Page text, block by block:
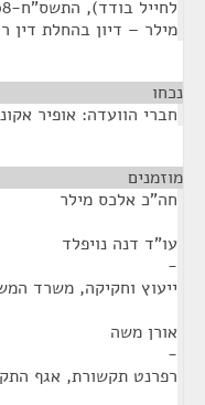
מילר – דיון בהחלת דין
נכחו
חברי הוועדה: אופיר
מוזמנים
חה"כ אלכס מילר
עו"ד דנה נויפלד
-
ייעוץ וחקיקה, משרד
אורן משה
-
רפרנט תקשורת, אגף